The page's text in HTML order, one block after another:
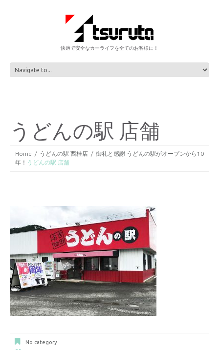
快適で安全なカーライフを全てのお客様に！
うどんの駅 店舗
Home うどんの駅 西桂店
御礼と感謝 うどんの駅がオープンから10
年！ うどんの駅 店舗
No category